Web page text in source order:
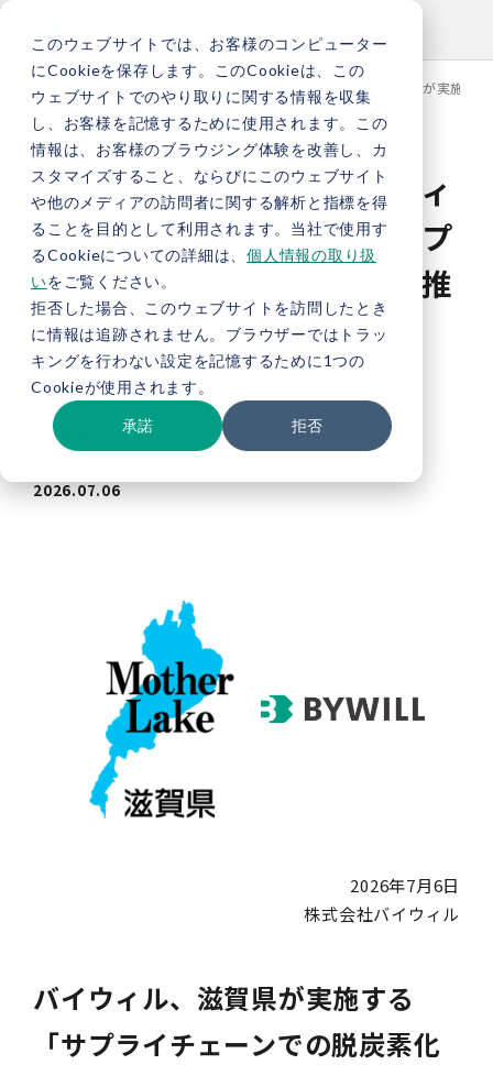
このウェブサイトでは、お客様のコンピューター
にCookieを保存します。このCookieは、この
ウェブサイトでのやり取りに関する情報を収集
し、お客様を記憶するために使用されます。この
情報は、お客様のブラウジング体験を改善し、カ
スタマイズすること、ならびにこのウェブサイト
や他のメディアの訪問者に関する解析と指標を得
ることを目的として利用されます。当社で使用す
るCookieについての詳細は、 個人情報の取り扱
いをご覧ください。
拒否した場合、このウェブサイトを訪問したとき
に情報は追跡されません。ブラウザーではトラッ
キングを行わない設定を記憶するために1つの
Cookieが使用されます。
承諾 拒否
TOP 新着情報 【プレスリリース】バイウィル、滋賀県が実施
【プレスリリース】バイウィ
ル、滋賀県が実施する「サプ
ライチェーンでの脱炭素化推
進事業」に採択決定
お知らせ
プレスリリース
環境価値創出支援（クレジット創出支援）
2026.07.06
2026年7月6日
株式会社バイウィル
バイウィル、滋賀県が実施する
「サプライチェーンでの脱炭素化